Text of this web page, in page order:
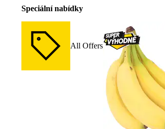
Speciální nabídky
All Offers